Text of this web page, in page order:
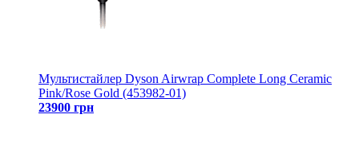
Мультистайлер Dyson Airwrap Complete Long Ceramic
Pink/Rose Gold (453982-01)
23900 грн